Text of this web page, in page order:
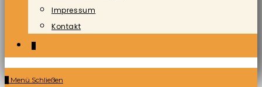
Impressum
Kontakt
Menü Schließen